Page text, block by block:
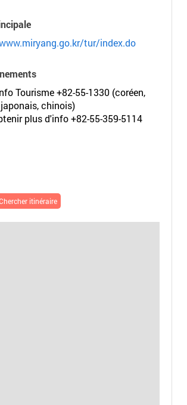
tur/index.do
Tourisme +82-55-1330 (coréen,
chinois)
plus d'info +82-55-359-5114
itinéraire